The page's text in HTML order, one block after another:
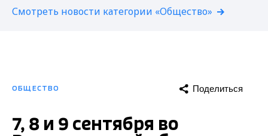
Смотреть новости категории «Общество»
ОБЩЕСТВО Поделиться
7, 8 и 9 сентября во